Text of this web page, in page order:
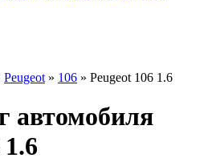
Peugeot » 106 » Peugeot 106 1.6
автомобиля